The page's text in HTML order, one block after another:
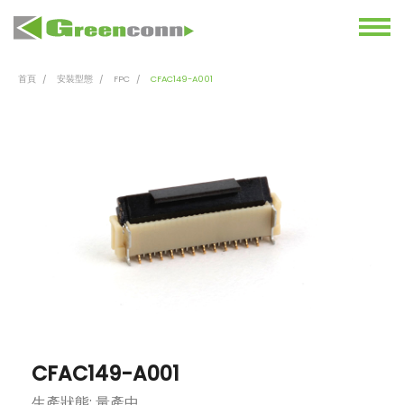
首頁 安裝型態 FPC CFAC149-A001
CFAC149-A001